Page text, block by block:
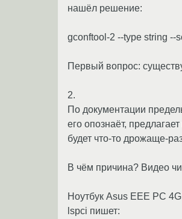
нашёл решение:
gconftool-2 --type string --
Первый вопрос:
2.
По документации
его опознаёт,
будет что-то дрожаще-
В чём причина? Видео
Ноутбук Asus EEE PC
lspсi пишет: